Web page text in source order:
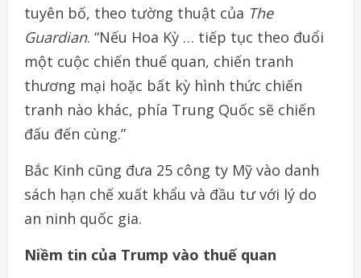
tuyên bố, theo tường thuật của The
Guardian. “Nếu Hoa Kỳ … tiếp tục theo đuổi
một cuộc chiến thuế quan, chiến tranh
thương mại hoặc bất kỳ hình thức chiến
tranh nào khác, phía Trung Quốc sẽ chiến
đấu đến cùng.”
Bắc Kinh cũng đưa 25 công ty Mỹ vào danh
sách hạn chế xuất khẩu và đầu tư với lý do
an ninh quốc gia.
Niềm tin của Trump vào thuế quan